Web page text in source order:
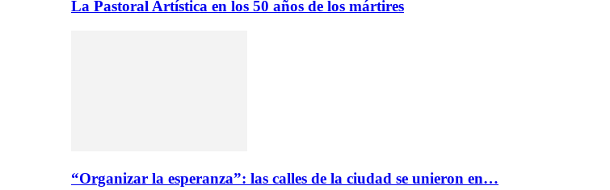
La Pastoral Artística en los 50 años de los mártires
“Organizar la esperanza”: las calles de la ciudad se unieron en…